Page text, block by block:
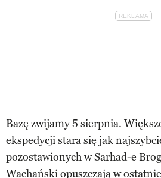
Bazę zwijamy 5 sierpnia.
ekspedycji stara się jak
pozostawionych w Sarhad-e
Wachański opuszczają w